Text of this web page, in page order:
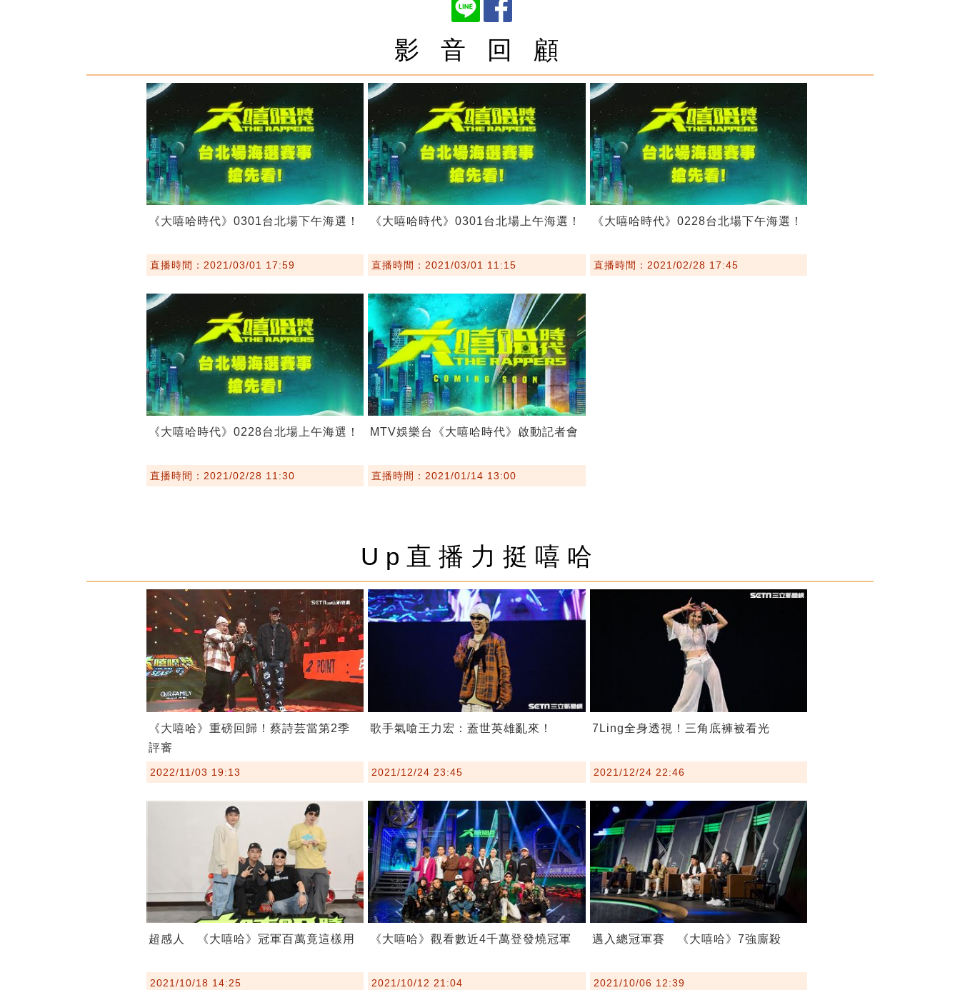
影 音 回 顧
《大嘻哈時代》0301台北場下午海選！
直播時間：2021/03/01 17:59
《大嘻哈時代》0301台北場上午海選！
直播時間：2021/03/01 11:15
《大嘻哈時代》0228台北場下午海選！
直播時間：2021/02/28 17:45
《大嘻哈時代》0228台北場上午海選！
直播時間：2021/02/28 11:30
MTV娛樂台《大嘻哈時代》啟動記者會
直播時間：2021/01/14 13:00
Up直播力挺嘻哈
《大嘻哈》重磅回歸！蔡詩芸當第2季
評審
2022/11/03 19:13
歌手氣嗆王力宏：蓋世英雄亂來！
2021/12/24 23:45
7Ling全身透視！三角底褲被看光
2021/12/24 22:46
超感人 《大嘻哈》冠軍百萬竟這樣用
2021/10/18 14:25
《大嘻哈》觀看數近4千萬登發燒冠軍
2021/10/12 21:04
邁入總冠軍賽 《大嘻哈》7強廝殺
2021/10/06 12:39